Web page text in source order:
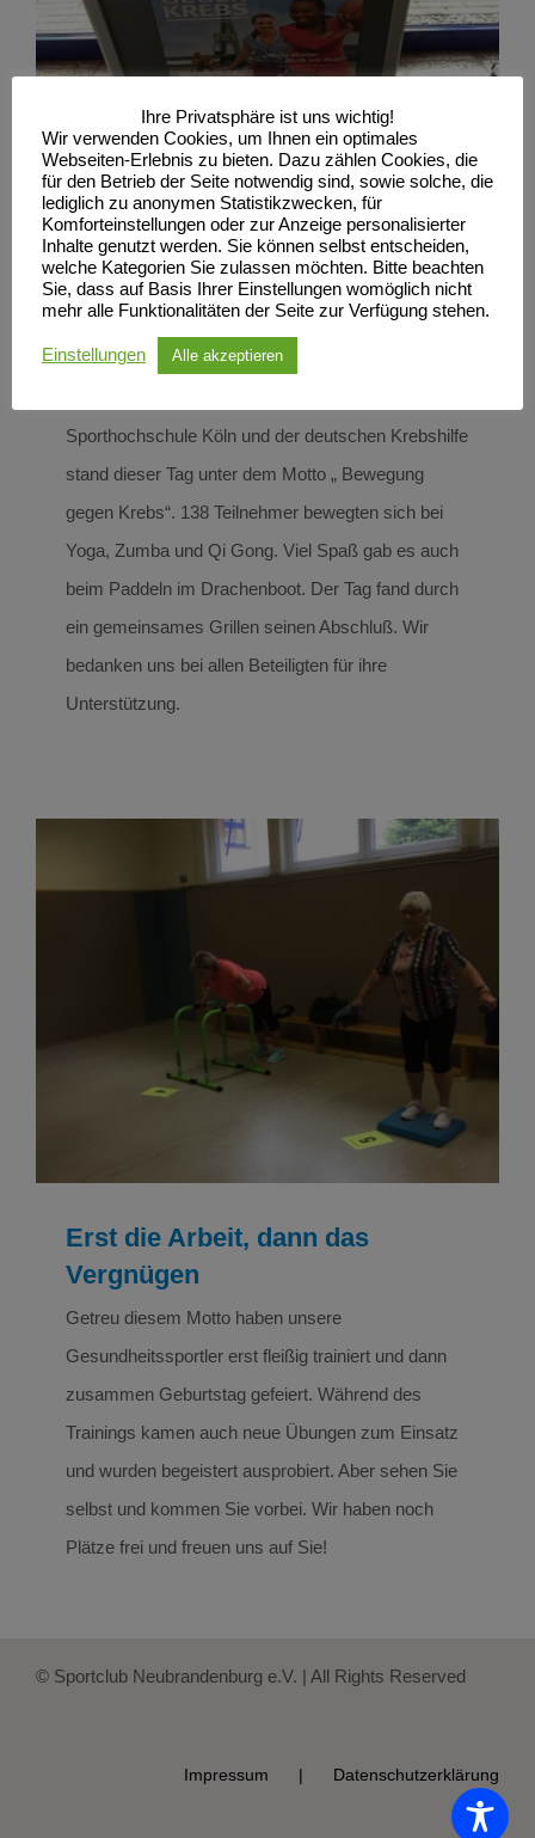
Sporttag 2019
Sporttag 2019
Ein Sporttag besonderer Art fand am 02. Juli 2019 in
der Abteilung Gesundheits- und Breitensport des
Sporthochschule Köln und der deutschen Krebshilfe
stand dieser Tag unter dem Motto „ Bewegung
gegen Krebs“. 138 Teilnehmer bewegten sich bei
Yoga, Zumba und Qi Gong. Viel Spaß gab es auch
beim Paddeln im Drachenboot. Der Tag fand durch
ein gemeinsames Grillen seinen Abschluß. Wir
bedanken uns bei allen Beteiligten für ihre
Unterstützung.
Erst die Arbeit, dann das Vergnügen
Breitensport Ergebnisse
Erst die Arbeit, dann das
Vergnügen
Getreu diesem Motto haben unsere
Gesundheitssportler erst fleißig trainiert und dann
zusammen Geburtstag gefeiert. Während des
Trainings kamen auch neue Übungen zum Einsatz
und wurden begeistert ausprobiert. Aber sehen Sie
selbst und kommen Sie vorbei. Wir haben noch
Plätze frei und freuen uns auf Sie!
© Sportclub Neubrandenburg e.V. | All Rights Reserved
Impressum Datenschutzerklärung
Ihre Privatsphäre ist uns wichtig!
Wir verwenden Cookies, um Ihnen ein optimales
Webseiten-Erlebnis zu bieten. Dazu zählen Cookies, die
für den Betrieb der Seite notwendig sind, sowie solche, die
lediglich zu anonymen Statistikzwecken, für
Komforteinstellungen oder zur Anzeige personalisierter
Inhalte genutzt werden. Sie können selbst entscheiden,
welche Kategorien Sie zulassen möchten. Bitte beachten
Sie, dass auf Basis Ihrer Einstellungen womöglich nicht
mehr alle Funktionalitäten der Seite zur Verfügung stehen.
Einstellungen Alle akzeptieren